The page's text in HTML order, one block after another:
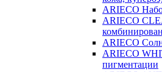
ARIECO
ARIECO
ARIECO
ARIECO
пигментации